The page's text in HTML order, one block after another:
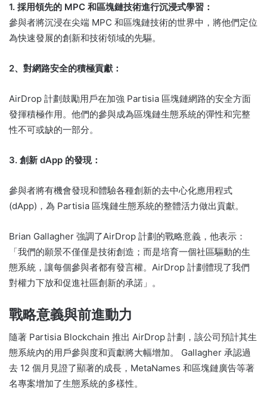
1. 採用領先的 MPC 和區塊鏈技術進行沉浸式學習：
參與者將沉浸在尖端 MPC 和區塊鏈技術的世界中，將他們定位
為快速發展的創新和技術領域的先驅。
2、對網路安全的積極貢獻：
AirDrop 計劃鼓勵用戶在加強 Partisia 區塊鏈網路的安全方面
發揮積極作用。他們的參與成為區塊鏈生態系統的彈性和完整
性不可或缺的一部分。
3. 創新 dApp 的發現：
參與者將有機會發現和體驗各種創新的去中心化應用程式
(dApp)，為 Partisia 區塊鏈生態系統的整體活力做出貢獻。
Brian Gallagher 強調了AirDrop 計劃的戰略意義，他表示：
「我們的願景不僅僅是技術創造；而是培育一個社區驅動的生
態系統，讓每個參與者都有發言權。AirDrop 計劃體現了我們
對權力下放和促進社區創新的承諾」。
戰略意義與前進動力
隨著 Partisia Blockchain 推出 AirDrop 計劃，該公司預計其生
態系統內的用戶參與度和貢獻將大幅增加。 Gallagher 承認過
去 12 個月見證了顯著的成長，MetaNames 和區塊鏈廣告等著
名專案增加了生態系統的多樣性。